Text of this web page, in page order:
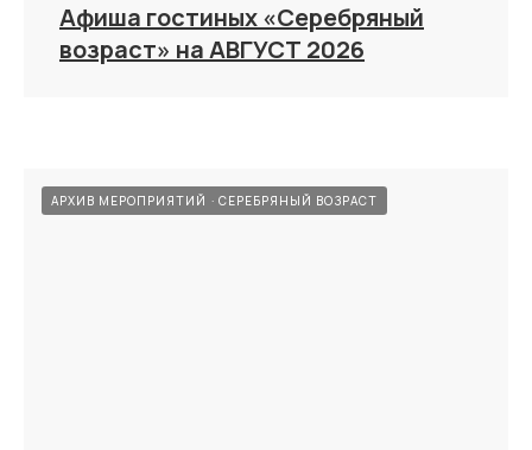
Афиша гостиных «Серебряный
возраст» на АВГУСТ 2026
АРХИВ МЕРОПРИЯТИЙ СЕРЕБРЯНЫЙ ВОЗРАСТ